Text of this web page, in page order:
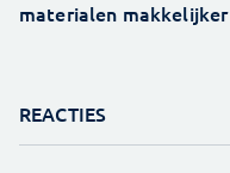
materialen makkelijker
REACTIES